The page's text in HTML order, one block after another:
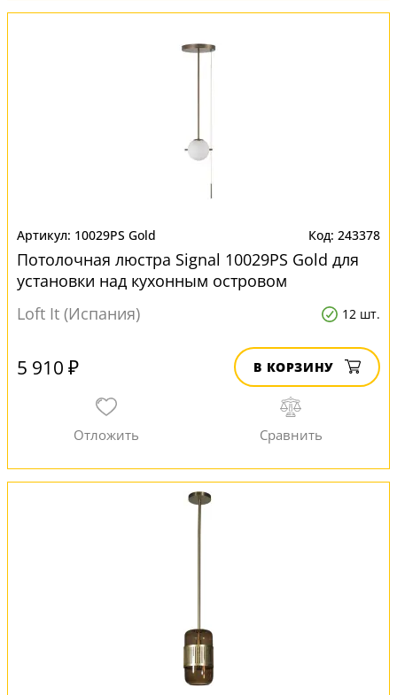
10029PS Gold 243378
Потолочная люстра Signal 10029PS Gold для
установки над кухонным островом
Loft It (Испания)
12 шт.
5 910 ₽ В КОРЗИНУ